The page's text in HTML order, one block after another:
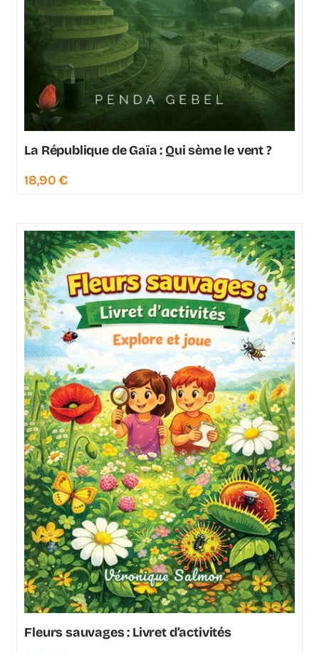
La République de Gaïa : Qui sème le vent ?
18,90€
Fleurs sauvages : Livret d’activités